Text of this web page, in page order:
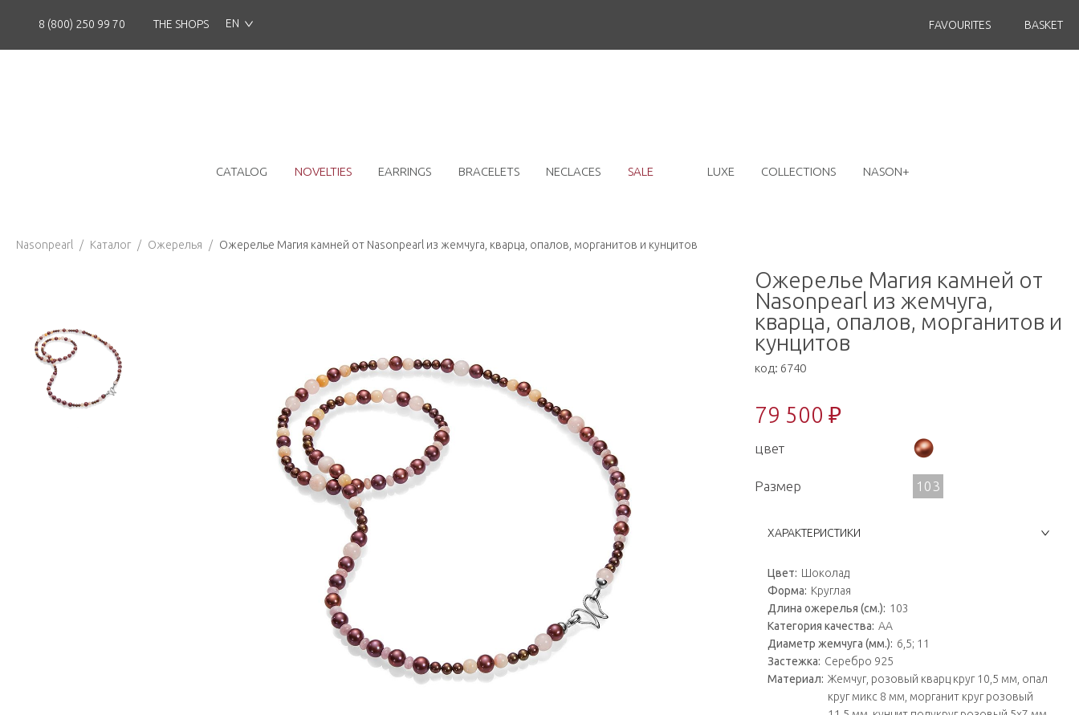
8 (800) 250 99 70 THE SHOPS EN FAVOURITES BASKET
CATALOG NOVELTIES EARRINGS BRACELETS NECLACES SALE LUXE COLLECTIONS NASON+
Nasonpearl / Каталог / Ожерелья / Ожерелье Магия камней от Nasonpearl из жемчуга, кварца, опалов, морганитов и кунцитов
Ожерелье Магия камней от
Nasonpearl из жемчуга,
кварца, опалов, морганитов и
кунцитов
код: 6740
79 500 ₽
цвет
Размер 103
ХАРАКТЕРИСТИКИ
Цвет: Шоколад
Форма: Круглая
Длина ожерелья (см.): 103
Категория качества: АА
Диаметр жемчуга (мм.): 6,5; 11
Застежка: Серебро 925
Материал: Жемчуг, розовый кварц круг 10,5 мм, опал
круг микс 8 мм, морганит круг розовый